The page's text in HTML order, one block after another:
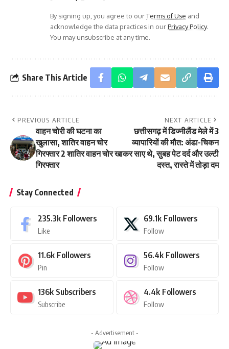
By signing up, you agree to ourTerms of Use and
acknowledge the data practices in ourPrivacy Policy.
You may unsubscribe at any time.
Share This Article
PREVIOUS ARTICLE
वाहन चोरी की घटना का
खुलासा, शातिर वाहन चोर
गिरफ्तार 2 शातिर वाहन चोर
गिरफ्तार
NEXT ARTICLE
छत्तीसगढ़ में डिज्नीलैंड मेले में 3
व्यापारियों की मौत: अंडा-चिकन
खाकर साए थे, सुबह पेट दर्द और उल्टी
दस्त, रास्ते में तोड़ा दम
Stay Connected
235.3k Followers
Like
69.1k Followers
Follow
11.6k Followers
Pin
56.4k Followers
Follow
136k Subscribers
Subscribe
4.4k Followers
Follow
- Advertisement -